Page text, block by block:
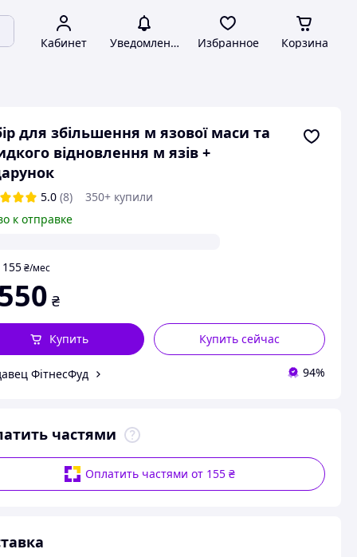
Кабинет Уведомления Избранное Корзина
для збільшення м язової маси та
відновлення м язів +
5.0 (8)
350+ купили
к отправке
155 ₴/мес
₴
Купить сейчас
Купить
ФітнесФуд 94%
частями
Оплатить частями от 155 ₴